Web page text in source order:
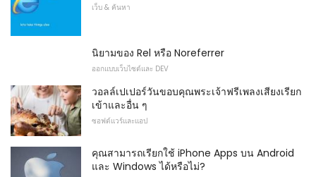
เว็บ & ค้นหา
นิยามของ Rel หรือ Noreferrer
ออกแบบเว็บไซต์และ DEV
วอลล์เปเปอร์วันขอบคุณพระเจ้าฟรีเพลงเสียงเรียก
เข้าและอื่น ๆ
ซอฟต์แวร์และแอป
คุณสามารถเรียกใช้ iPhone Apps บน Android
และ Windows ได้หรือไม่?